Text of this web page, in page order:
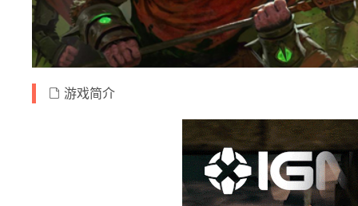
游戏简介